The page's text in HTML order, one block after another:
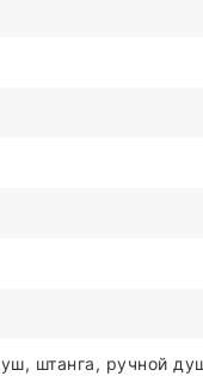
штанга, ручной